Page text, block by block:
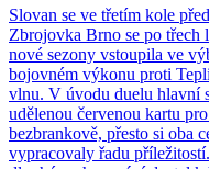
Slovan se ve třetím kole
Zbrojovka Brno se po třech
nové sezony vstoupila ve
bojovném výkonu proti
vlnu. V úvodu duelu hlavní
udělenou červenou kartu
bezbrankově, přesto si oba
vypracovaly řadu